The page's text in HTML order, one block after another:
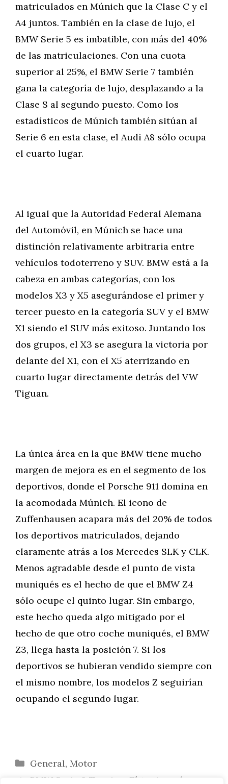
matriculados en Múnich que la Clase C y el
A4 juntos. También en la clase de lujo, el
BMW Serie 5 es imbatible, con más del 40%
de las matriculaciones. Con una cuota
superior al 25%, el BMW Serie 7 también
gana la categoría de lujo, desplazando a la
Clase S al segundo puesto. Como los
estadísticos de Múnich también sitúan al
Serie 6 en esta clase, el Audi A8 sólo ocupa
el cuarto lugar.
Al igual que la Autoridad Federal Alemana
del Automóvil, en Múnich se hace una
distinción relativamente arbitraria entre
vehículos todoterreno y SUV. BMW está a la
cabeza en ambas categorías, con los
modelos X3 y X5 asegurándose el primer y
tercer puesto en la categoría SUV y el BMW
X1 siendo el SUV más exitoso. Juntando los
dos grupos, el X3 se asegura la victoria por
delante del X1, con el X5 aterrizando en
cuarto lugar directamente detrás del VW
Tiguan.
La única área en la que BMW tiene mucho
margen de mejora es en el segmento de los
deportivos, donde el Porsche 911 domina en
la acomodada Múnich. El icono de
Zuffenhausen acapara más del 20% de todos
los deportivos matriculados, dejando
claramente atrás a los Mercedes SLK y CLK.
Menos agradable desde el punto de vista
muniqués es el hecho de que el BMW Z4
sólo ocupe el quinto lugar. Sin embargo,
este hecho queda algo mitigado por el
hecho de que otro coche muniqués, el BMW
Z3, llega hasta la posición 7. Si los
deportivos se hubieran vendido siempre con
el mismo nombre, los modelos Z seguirían
ocupando el segundo lugar.
Categorías
General, Motor
BMW Serie 3 Touring: El tuning y las